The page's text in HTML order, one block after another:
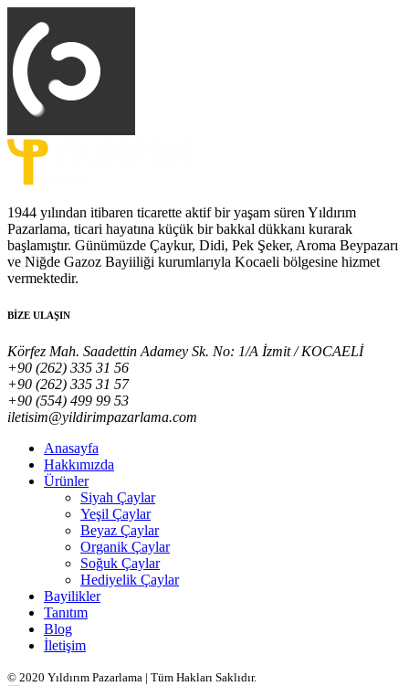
1944 yılından itibaren ticarette aktif bir yaşam süren Yıldırım
Pazarlama, ticari hayatına küçük bir bakkal dükkanı kurarak
başlamıştır. Günümüzde Çaykur, Didi, Pek Şeker, Aroma Beypazarı
ve Niğde Gazoz Bayiiliği kurumlarıyla Kocaeli bölgesine hizmet
vermektedir.
BİZE ULAŞIN
Körfez Mah. Saadettin Adamey Sk. No: 1/A İzmit / KOCAELİ
+90 (262) 335 31 56
+90 (262) 335 31 57
+90 (554) 499 99 53
iletisim@yildirimpazarlama.com
Anasayfa
Hakkımızda
Ürünler
Siyah Çaylar
Yeşil Çaylar
Beyaz Çaylar
Organik Çaylar
Soğuk Çaylar
Hediyelik Çaylar
Bayilikler
Tanıtım
Blog
İletişim
© 2020 Yıldırım Pazarlama | Tüm Hakları Saklıdır.